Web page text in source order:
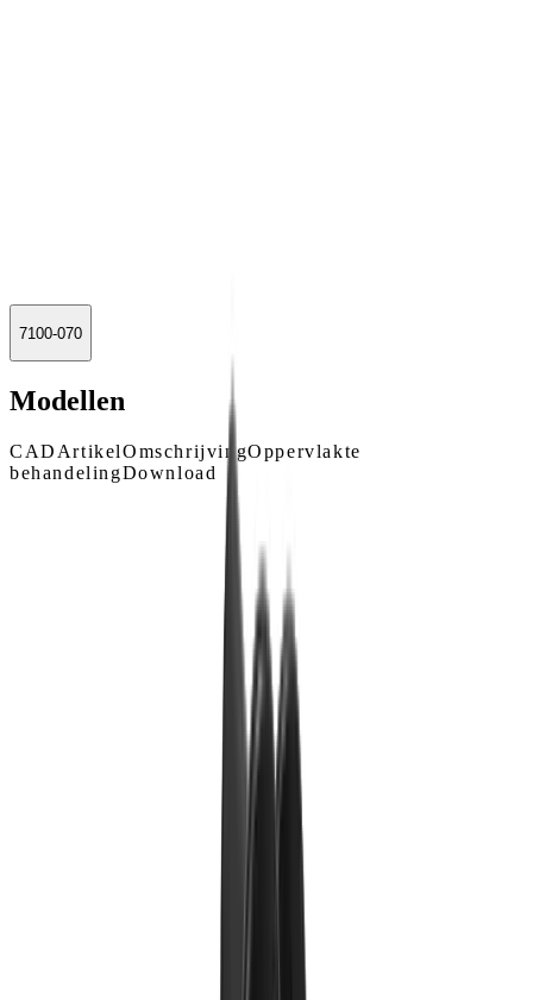
7100-070
Modellen
CAD ArtikelOmschrijvingOppervlakte
behandelingDownload